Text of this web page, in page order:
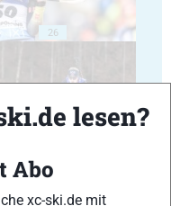
26
lesen?
Abo
xc-ski.de mit